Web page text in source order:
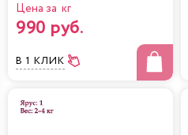
Цена за кг
990 руб.
В 1 КЛИК